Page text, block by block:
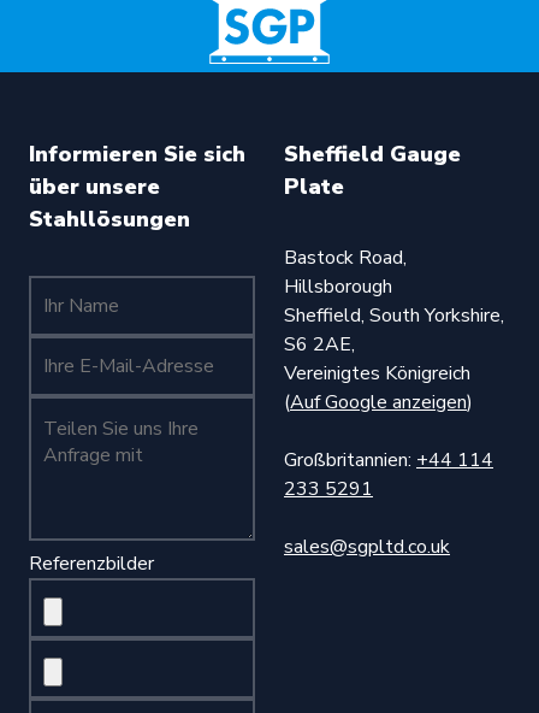
Informieren Sie sich
über unsere
Stahllösungen
Teilen Sie uns Ihre Anfrage mit (Pflichtfeld)
Referenzbilder
Sheffield Gauge
Plate
Bastock Road,
Hillsborough
Sheffield, South Yorkshire,
S6 2AE,
Vereinigtes Königreich
(Auf Google anzeigen)
Großbritannien: +44 114
233 5291
sales@sgpltd.co.uk